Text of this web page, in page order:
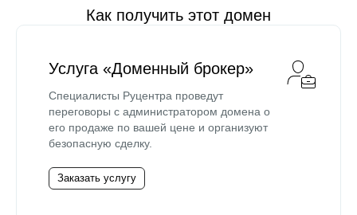
Как получить этот домен
Услуга «Доменный брокер»
Специалисты Руцентра проведут
переговоры с администратором домена о
его продаже по вашей цене и организуют
безопасную сделку.
Заказать услугу